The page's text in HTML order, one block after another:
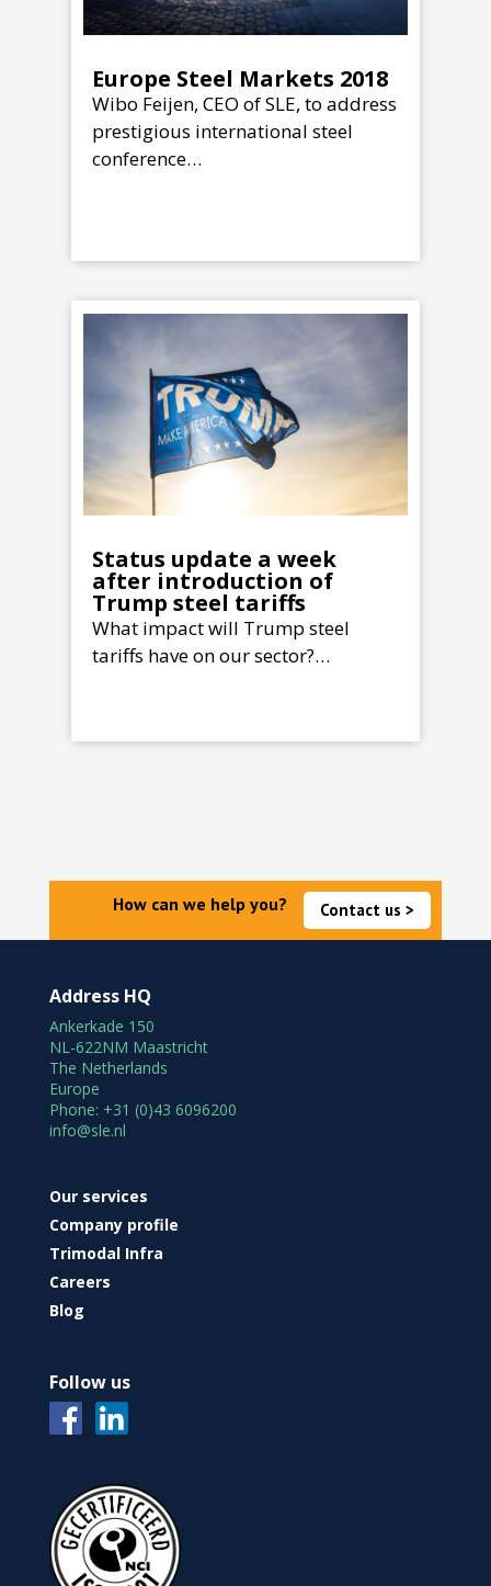
Europe Steel Markets 2018
Wibo Feijen, CEO of SLE, to address
prestigious international steel
conference…
Status update a week
after introduction of
Trump steel tariffs
What impact will Trump steel
tariffs have on our sector?…
Contact us >
How can we help you?
Address HQ
Ankerkade 150
NL-622NM Maastricht
The Netherlands
Europe
Phone: +31 (0)43 6096200
info@sle.nl
Our services
Company profile
Trimodal Infra
Careers
Blog
Follow us